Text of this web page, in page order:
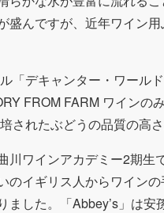
んですが、近年ワイン
「デキャンター・ワール
FROM FARM ワインの
れたぶどうの品質の高さ
川ワインアカデミー2期生
イギリス人からワイン
した。「Abbey’s」は安